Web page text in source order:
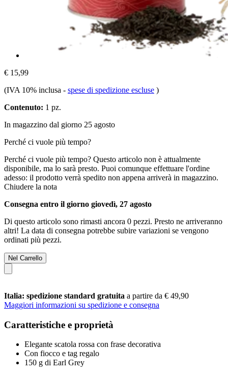
€ 15,99
(IVA 10% inclusa - spese di spedizione escluse )
Contenuto: 1 pz.
In magazzino dal giorno 25 agosto
Perché ci vuole più tempo?
Perché ci vuole più tempo? Questo articolo non è attualmente
disponibile, ma lo sarà presto. Puoi comunque effettuare l'ordine
adesso: il prodotto verrà spedito non appena arriverà in magazzino.
Chiudere la nota
Consegna entro il giorno giovedì, 27 agosto
Di questo articolo sono rimasti ancora 0 pezzi. Presto ne arriveranno
altri! La data di consegna potrebbe subire variazioni se vengono
ordinati più pezzi.
Nel Carrello
Italia: spedizione standard gratuita a partire da € 49,90
Maggiori informazioni su spedizione e consegna
Caratteristiche e proprietà
Elegante scatola rossa con frase decorativa
Con fiocco e tag regalo
150 g di Earl Grey